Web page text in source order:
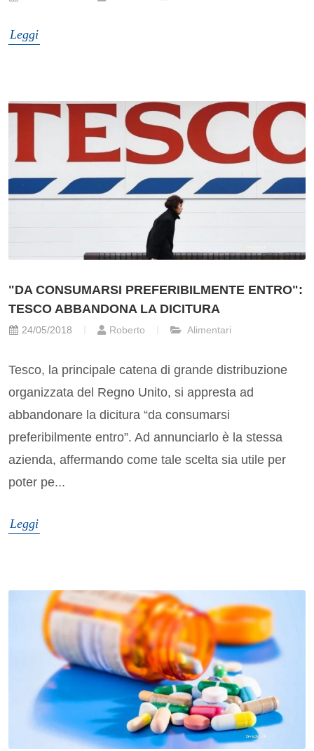
Leggi
"DA CONSUMARSI PREFERIBILMENTE ENTRO":
TESCO ABBANDONA LA DICITURA
24/05/2018 Roberto Alimentari
Tesco, la principale catena di grande distribuzione
organizzata del Regno Unito, si appresta ad
abbandonare la dicitura “da consumarsi
preferibilmente entro”. Ad annunciarlo è la stessa
azienda, affermando come tale scelta sia utile per
poter pe...
Leggi